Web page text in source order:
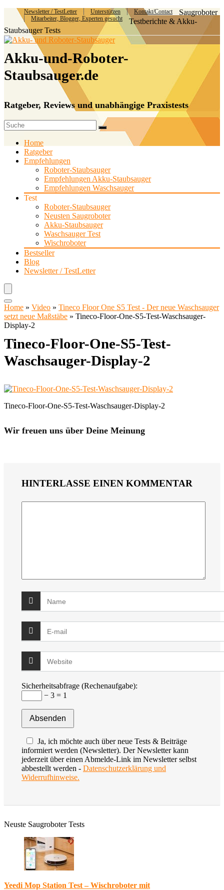
Newsletter / TestLetter Unterstützen
Kontakt/Contact
Mitarbeiter, Blogger, Experten gesucht
Saugroboter
Testberichte & Akku-
Staubsauger Tests
Akku-und-Roboter-
Staubsauger.de
Ratgeber, Reviews und unabhängige Praxistests
Home
Ratgeber
Empfehlungen
Roboter-Staubsauger
Empfehlungen Akku-Staubsauger
Empfehlungen Waschsauger
Test
Roboter-Staubsauger
Neusten Saugroboter
Akku-Staubsauger
Waschsauger Test
Wischroboter
Bestseller
Blog
Newsletter / TestLetter
Home » Video » Tineco Floor One S5 Test - Der neue Waschsauger
setzt neue Maßstäbe » Tineco-Floor-One-S5-Test-Waschsauger-
Display-2
Tineco-Floor-One-S5-Test-
Waschsauger-Display-2
Tineco-Floor-One-S5-Test-Waschsauger-Display-2
Wir freuen uns über Deine Meinung
HINTERLASSE EINEN KOMMENTAR
Sicherheitsabfrage (Rechenaufgabe):
− 3 = 1
Ja, ich möchte auch über neue Tests & Beiträge
informiert werden (Newsletter). Der Newsletter kann
jederzeit über einen Abmelde-Link im Newsletter selbst
abbestellt werden - Datenschutzerklärung und
Widerrufhinweise.
Neuste Saugroboter Tests
Yeedi Mop Station Test – Wischroboter mit